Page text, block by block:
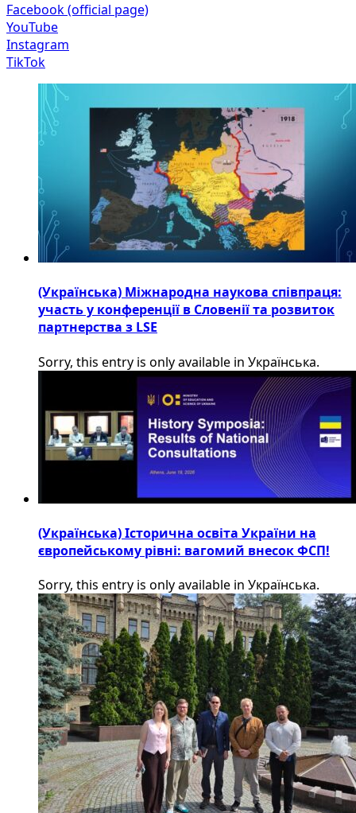
Facebook (official page)
YouTube
Instagram
TikTok
(Українська) Міжнародна наукова співпраця:
участь у конференції в Словенії та розвиток
партнерства з LSE
Sorry, this entry is only available in Українська.
(Українська) Історична освіта України на
європейському рівні: вагомий внесок ФСП!
Sorry, this entry is only available in Українська.